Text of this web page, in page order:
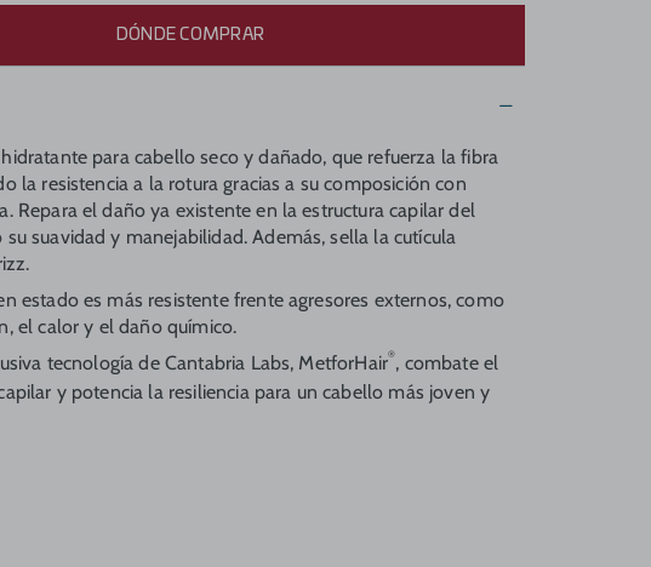
DÓNDE COMPRAR
para cabello seco y dañado, que refuerza la fibra
la resistencia a la rotura gracias a su composición con
Repara el daño ya existente en la estructura capilar del
suavidad y manejabilidad. Además, sella la cutícula
estado es más resistente frente agresores externos, como
el calor y el daño químico.
tecnología de Cantabria Labs, MetforHair®, combate el
y potencia la resiliencia para un cabello más joven y